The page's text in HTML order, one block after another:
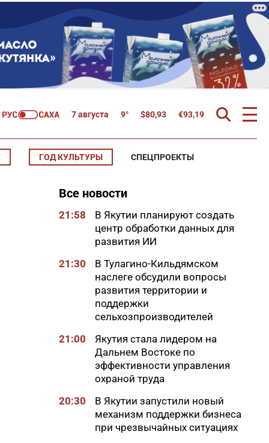
7 августа 9° $80,93 €93,19
ГОД КУЛЬТУРЫ СПЕЦПРОЕКТЫ
Все новости
21:58
В Якутии планируют создать
центр обработки данных для
развития ИИ
21:30
В Тулагино-Кильдямском
наслеге обсудили вопросы
развития территории и
поддержки
сельхозпроизводителей
21:00
Якутия стала лидером на
Дальнем Востоке по
эффективности управления
охраной труда
20:30
В Якутии запустили новый
механизм поддержки бизнеса
при чрезвычайных ситуациях